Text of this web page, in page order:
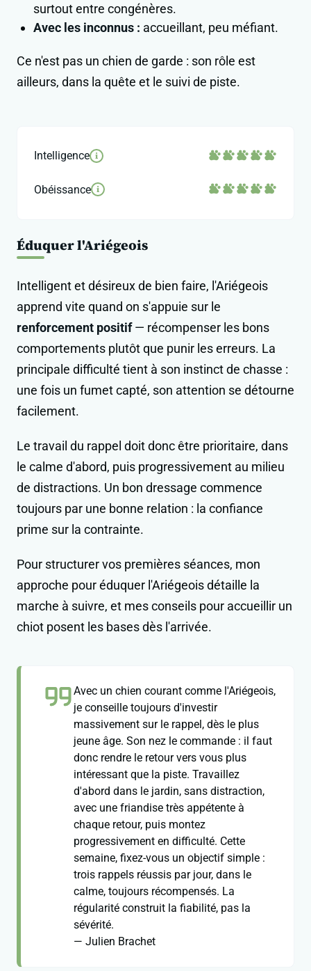
surtout entre congénères.
Avec les inconnus : accueillant, peu méfiant.
Ce n'est pas un chien de garde : son rôle est
ailleurs, dans la quête et le suivi de piste.
Intelligence i
Obéissance i
Éduquer l'Ariégeois
Intelligent et désireux de bien faire, l'Ariégeois
apprend vite quand on s'appuie sur le
renforcement positif— récompenser les bons
comportements plutôt que punir les erreurs. La
principale difficulté tient à son instinct de chasse :
une fois un fumet capté, son attention se détourne
facilement.
Le travail du rappel doit donc être prioritaire, dans
le calme d'abord, puis progressivement au milieu
de distractions. Un bon dressage commence
toujours par une bonne relation : la confiance
prime sur la contrainte.
Pour structurer vos premières séances, mon
approche pour éduquer l'Ariégeois détaille la
marche à suivre, et mes conseils pour accueillir un
chiot posent les bases dès l'arrivée.
Avec un chien courant comme l'Ariégeois,
je conseille toujours d'investir
massivement sur le rappel, dès le plus
jeune âge. Son nez le commande : il faut
donc rendre le retour vers vous plus
intéressant que la piste. Travaillez
d'abord dans le jardin, sans distraction,
avec une friandise très appétente à
chaque retour, puis montez
progressivement en difficulté. Cette
semaine, fixez-vous un objectif simple :
trois rappels réussis par jour, dans le
calme, toujours récompensés. La
régularité construit la fiabilité, pas la
sévérité.
— Julien Brachet